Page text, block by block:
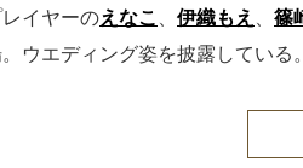
イヤーのえなこ、 伊織もえ 、 篠
ウエディング姿を披露している。